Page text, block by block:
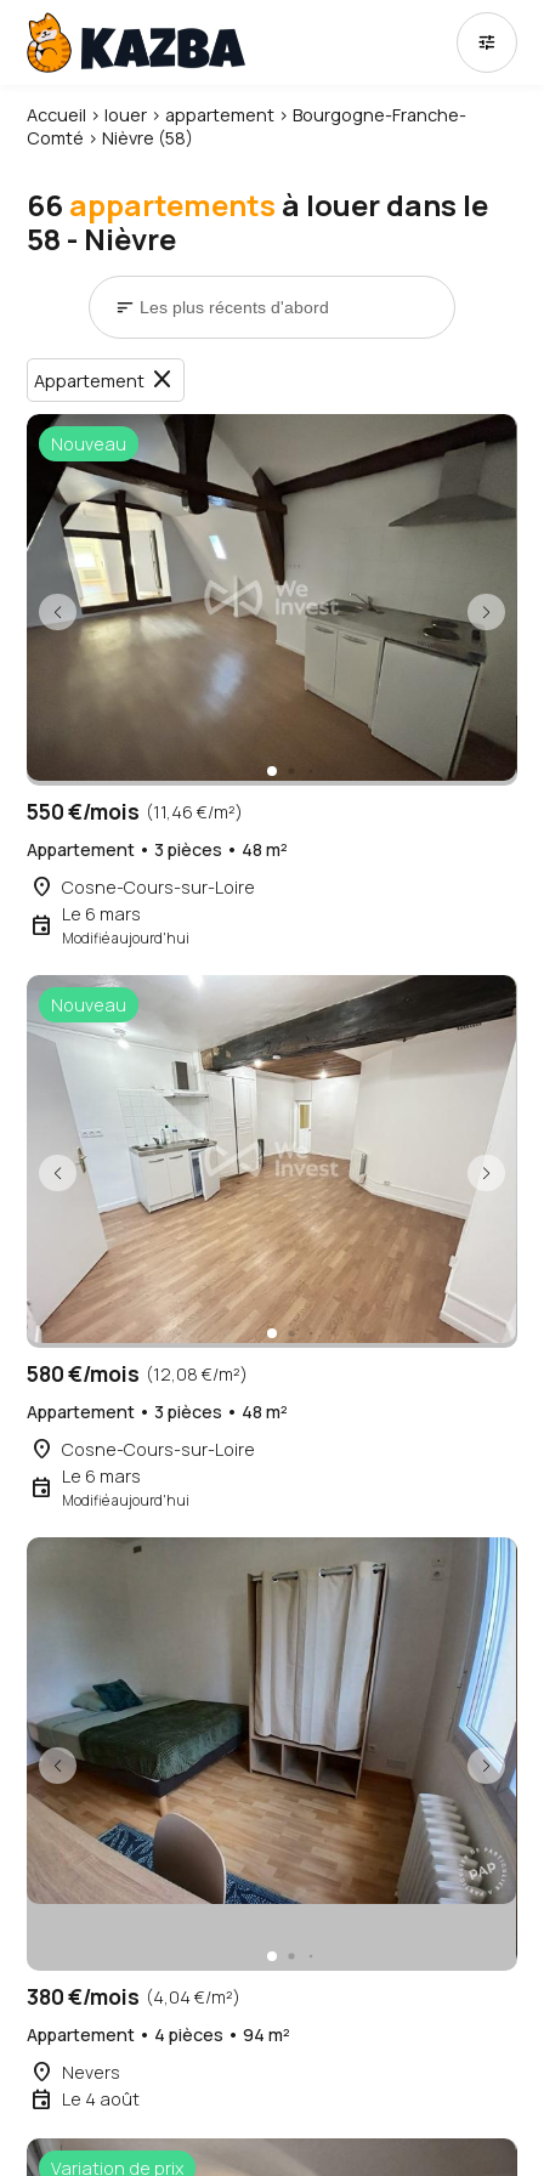
tune
Accueil ›louer › appartement ›Bourgogne-Franche-
Comté ›Nièvre (58)
66 appartements à louer dans le
58 - Nièvre
sort
Appartement close
Nouveau
550 €/mois (11,46 €/m²)
Appartement • 3 pièces • 48 m²
place Cosne-Cours-sur-Loire
event Le 6 mars
Modifié aujourd'hui
Nouveau
580 €/mois (12,08 €/m²)
Appartement • 3 pièces • 48 m²
place Cosne-Cours-sur-Loire
event Le 6 mars
Modifié aujourd'hui
380 €/mois (4,04 €/m²)
Appartement • 4 pièces • 94 m²
place Nevers
event Le 4 août
Variation de prix